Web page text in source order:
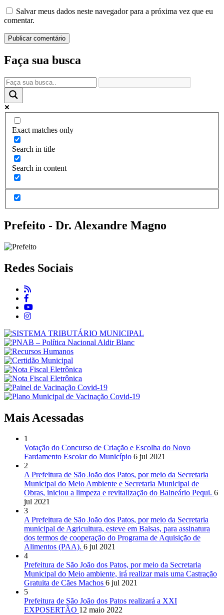
Salvar meus dados neste navegador para a próxima vez que eu
comentar.
Faça sua busca
Exact matches only
Search in title
Search in content
Prefeito - Dr. Alexandre Magno
Redes Sociais
Mais Acessadas
1
Votação do Concurso de Criação e Escolha do Novo
Fardamento Escolar do Município 6 jul 2021
2
A Prefeitura de São João dos Patos, por meio da Secretaria
Municipal do Meio Ambiente e Secretaria Municipal de
Obras, iniciou a limpeza e revitalização do Balneário Pequi. 6
jul 2021
3
A Prefeitura de São João dos Patos, por meio da Secretaria
municipal de Agricultura, esteve em Balsas, para assinatura
dos termos de cooperação do Programa de Aquisição de
Alimentos (PAA). 6 jul 2021
4
Prefeitura de São João dos Patos, por meio da Secretaria
Municipal do Meio ambiente, irá realizar mais uma Castração
Gratuita de Cães Machos 6 jul 2021
5
Prefeitura de São João dos Patos realizará a XXI
EXPOSERTÃO 12 maio 2022